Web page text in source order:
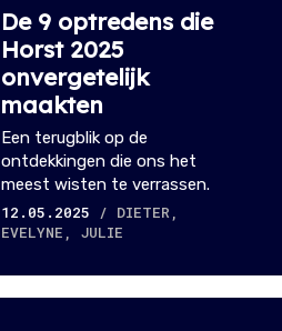
De 9 optredens die
Horst 2025
onvergetelijk
maakten
Een terugblik op de
ontdekkingen die ons het
meest wisten te verrassen.
12.05.2025
/ DIETER,
EVELYNE, JULIE